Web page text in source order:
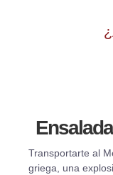
Transportarte al
griega, una